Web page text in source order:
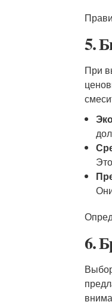
5.
При
6.